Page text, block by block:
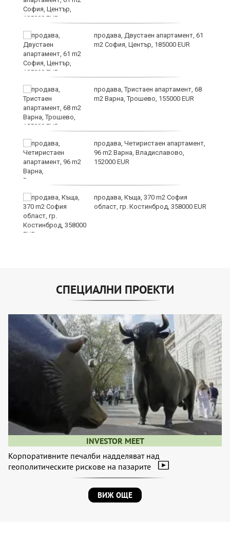
продава, Двустаен апартамент, 61
m2 София, Център, 185000 EUR
продава, Тристаен апартамент, 68
m2 Варна, Трошево, 155000 EUR
продава, Четиристаен апартамент,
96 m2 Варна, Владиславово,
152000 EUR
продава, Къща, 370 m2 София
област, гр. Костинброд, 358000 EUR
СПЕЦИАЛНИ ПРОЕКТИ
INVESTOR MEET
Корпоративните печалби надделяват над
геополитическите рискове на пазарите
ВИЖ ОЩЕ